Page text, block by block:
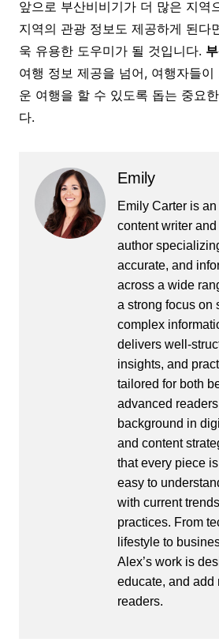
앞으로 부산비비기가 더 많은 지역
지역의 관광 정보도 제공하게 된다
욱 유용한 도우미가 될 것입니다.
여행 정보 제공을 넘어, 여행자들이
운 여행을 할 수 있도록 돕는 중요
다.
Emily
Emily Carter is
content writer
author
accurate, and
across a wide
a strong focus on
complex
delivers well-
insights, and
tailored for both
advanced
background in
and content
that every piece
easy to
with current
practices. From
lifestyle to
Alex’s work is
educate, and add
readers.